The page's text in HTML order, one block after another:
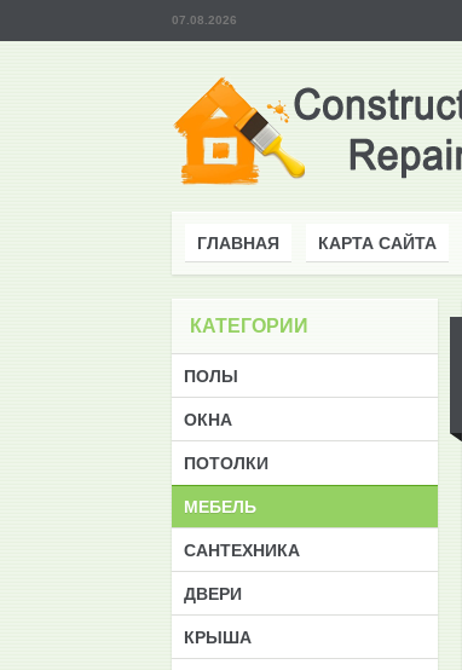
07.08.2026
ГЛАВНАЯ КАРТА САЙТА
КАТЕГОРИИ
ПОЛЫ
ОКНА
ПОТОЛКИ
МЕБЕЛЬ
САНТЕХНИКА
ДВЕРИ
КРЫША